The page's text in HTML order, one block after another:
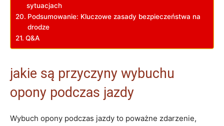
sytuacjach
Podsumowanie: ‍Kluczowe ⁣zasady bezpieczeństwa ​na
drodze
Q&A
jakie są przyczyny wybuchu
opony⁢ podczas jazdy
Wybuch opony podczas jazdy to poważne ‍zdarzenie,